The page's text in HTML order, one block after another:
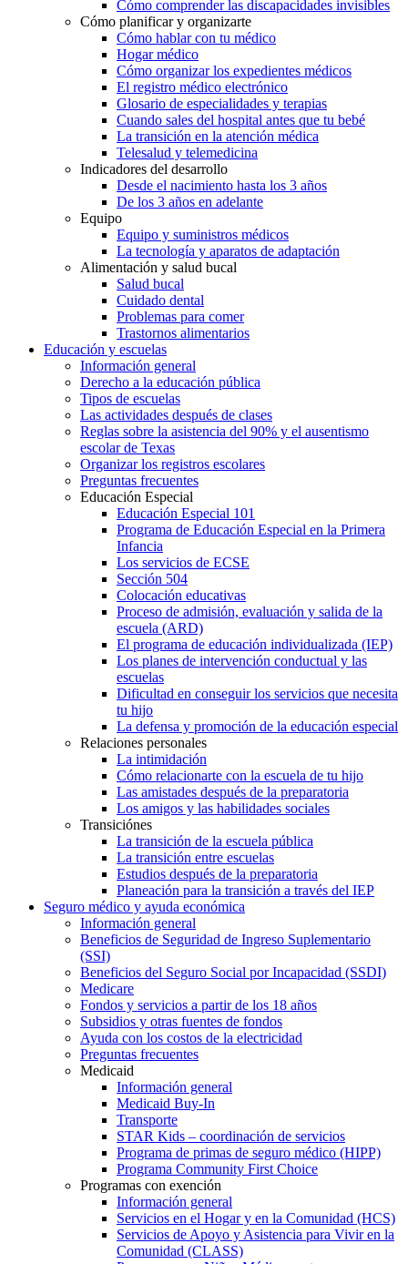
Cómo comprender las discapacidades invisibles
Cómo planificar y organizarte
Cómo hablar con tu médico
Hogar médico
Cómo organizar los expedientes médicos
El registro médico electrónico
Glosario de especialidades y terapias
Cuando sales del hospital antes que tu bebé
La transición en la atención médica
Telesalud y telemedicina
Indicadores del desarrollo
Desde el nacimiento hasta los 3 años
De los 3 años en adelante
Equipo
Equipo y suministros médicos
La tecnología y aparatos de adaptación
Alimentación y salud bucal
Salud bucal
Cuidado dental
Problemas para comer
Trastornos alimentarios
Educación y escuelas
Información general
Derecho a la educación pública
Tipos de escuelas
Las actividades después de clases
Reglas sobre la asistencia del 90% y el ausentismo
escolar de Texas
Organizar los registros escolares
Preguntas frecuentes
Educación Especial
Educación Especial 101
Programa de Educación Especial en la Primera
Infancia
Los servicios de ECSE
Sección 504
Colocación educativas
Proceso de admisión, evaluación y salida de la
escuela (ARD)
El programa de educación individualizada (IEP)
Los planes de intervención conductual y las
escuelas
Dificultad en conseguir los servicios que necesita
tu hijo
La defensa y promoción de la educación especial
Relaciones personales
La intimidación
Cómo relacionarte con la escuela de tu hijo
Las amistades después de la preparatoria
Los amigos y las habilidades sociales
Transiciónes
La transición de la escuela pública
La transición entre escuelas
Estudios después de la preparatoria
Planeación para la transición a través del IEP
Seguro médico y ayuda económica
Información general
Beneficios de Seguridad de Ingreso Suplementario
(SSI)
Beneficios del Seguro Social por Incapacidad (SSDI)
Medicare
Fondos y servicios a partir de los 18 años
Subsidios y otras fuentes de fondos
Ayuda con los costos de la electricidad
Preguntas frecuentes
Medicaid
Información general
Medicaid Buy-In
Transporte
STAR Kids – coordinación de servicios
Programa de primas de seguro médico (HIPP)
Programa Community First Choice
Programas con exención
Información general
Servicios en el Hogar y en la Comunidad (HCS)
Servicios de Apoyo y Asistencia para Vivir en la
Comunidad (CLASS)